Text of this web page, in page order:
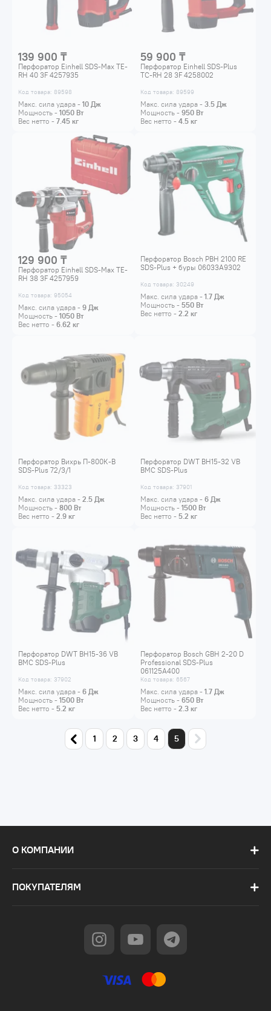
139 900 ₸
Перфоратор Einhell SDS-Max TE-
RH 40 3F 4257935
Код товара: 89598
Макс. сила удара - 10 Дж
Мощность - 1050 Вт
Вес нетто - 7.45 кг
59 900 ₸
Перфоратор Einhell SDS-Plus
TC-RH 28 3F 4258002
Код товара: 89599
Макс. сила удара - 3.5Дж
Мощность - 950Вт
Вес нетто - 4.5кг
129 900 ₸
Перфоратор Einhell SDS-Max TE-
RH 38 3F 4257959
Код товара: 95054
Макс. сила удара - 9 Дж
Мощность - 1050 Вт
Вес нетто - 6.62 кг
Перфоратор Bosch PBH 2100 RE
SDS-Plus + буры 06033A9302
Код товара: 30249
Макс. сила удара - 1.7Дж
Мощность - 550Вт
Вес нетто - 2.2 кг
Перфоратор Вихрь П-800К-В
SDS-Plus 72/3/1
Код товара: 33323
Макс. сила удара - 2.5 Дж
Мощность - 800 Вт
Вес нетто - 2.9 кг
Перфоратор DWT BH15-32 VB
BMC SDS-Plus
Код товара: 37901
Макс. сила удара - 6Дж
Мощность - 1500Вт
Вес нетто - 5.2 кг
Перфоратор DWT BH15-36 VB
BMC SDS-Plus
Код товара: 37902
Макс. сила удара - 6 Дж
Мощность - 1500 Вт
Вес нетто - 5.2 кг
Перфоратор Bosch GBH 2-20 D
Professional SDS-Plus
061125A400
Код товара: 6567
Макс. сила удара - 1.7Дж
Мощность - 650Вт
Вес нетто - 2.3кг
1 2 3 4 5
О КОМПАНИИ
ПОКУПАТЕЛЯМ